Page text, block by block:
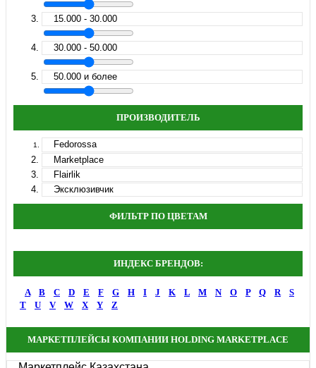
15.000 - 30.000
30.000 - 50.000
50.000 и более
ПРОИЗВОДИТЕЛЬ
Fedorossa
Marketplace
Flairlik
Эксклюзивчик
ФИЛЬТР ПО ЦВЕТАМ
ИНДЕКС БРЕНДОВ:
A B C D E F G H I J K L M N O P Q R
S
T
U V W X Y Z
МАРКЕТПЛЕЙСЫ КОМПАНИИ HOLDING MARKETPLACE